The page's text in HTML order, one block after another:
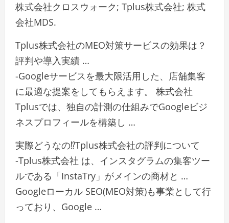
株式会社クロスウォーク; Tplus株式会社; 株式
会社MDS.
Tplus株式会社のMEO対策サービスの効果は？
評判や導入実績 …
-Googleサービスを最大限活用した、店舗集客
に最適な提案をしてもらえます。 株式会社
Tplusでは、独自の計測の仕組みでGoogleビジ
ネスプロフィールを構築し …
実際どうなの⁉Tplus株式会社の評判について
-Tplus株式会社 は、インスタグラムの集客ツー
ルである「InstaTry」がメインの商材と …
Googleローカル SEO(MEO対策)も事業として行
っており、Google …